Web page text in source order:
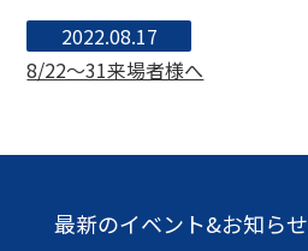
2022.08.17
8/22～31来場者様へ
最新のイベント&お知らせ